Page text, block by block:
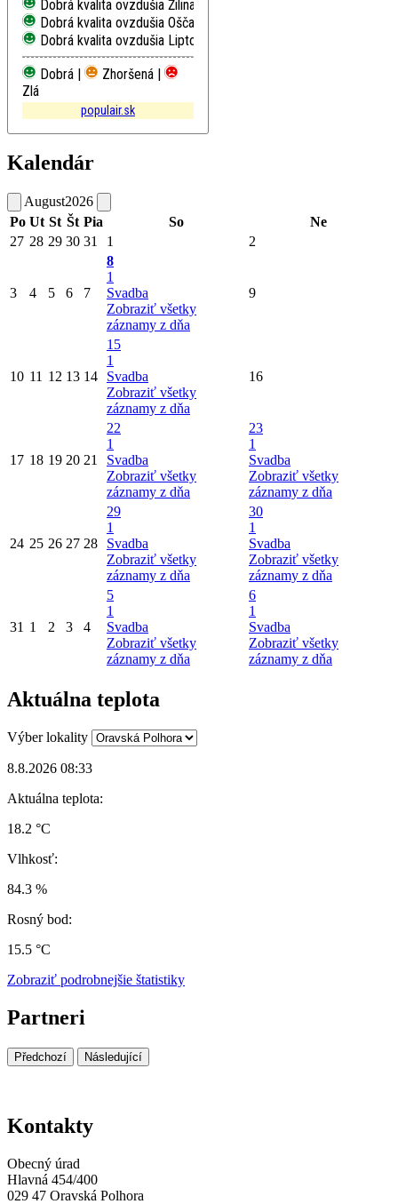
Dobrá kvalita ovzdušia Žilina, Obežná
Dobrá kvalita ovzdušia Oščadnica
Dobrá kvalita ovzdušia Liptovský Mikuláš, Školská
Dobrá |
Zhoršená |
Zlá
populair.sk
Kalendár
August2026
Po Ut St Št Pia So
Ne
27 28 29 30 31 1 2
3 4 5 6 7
8
1
Svadba
Zobraziť všetky
záznamy z dňa
9
10 11 12 13 14
15
1
Svadba
Zobraziť všetky
záznamy z dňa
16
17 18 19 20 21
22
1
Svadba
Zobraziť všetky
záznamy z dňa
23
1
Svadba
Zobraziť všetky
záznamy z dňa
24 25 26 27 28
29
1
Svadba
Zobraziť všetky
záznamy z dňa
30
1
Svadba
Zobraziť všetky
záznamy z dňa
31 1 2 3 4
5
1
Svadba
Zobraziť všetky
záznamy z dňa
6
1
Svadba
Zobraziť všetky
záznamy z dňa
Aktuálna teplota
Výber lokality
8.8.2026 08:33
Aktuálna teplota:
18.2 °C
Vlhkosť:
84.3 %
Rosný bod:
15.5 °C
Zobraziť podrobnejšie štatistiky
Partneri
Předchozí Následující
Kontakty
Obecný úrad
Hlavná 454/400
029 47 Oravská Polhora